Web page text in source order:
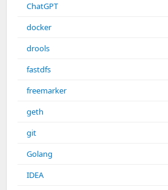
ChatGPT
docker
drools
fastdfs
freemarker
geth
git
Golang
IDEA